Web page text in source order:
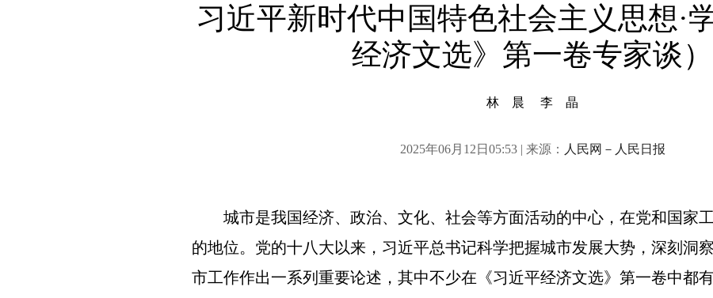
习近平新时代中国特色社会主义思想·
经济文选》第一卷专家谈）
林 晨 李 晶
2025年06月12日05:53 | 来源： 人民网－人民日报
城市是我国经济、政治、文化、社会等方面活动的中心，在党和国家
的地位。党的十八大以来，习近平总书记科学把握城市发展大势，深刻洞
市工作作出一系列重要论述，其中不少在《习近平经济文选》第一卷中都